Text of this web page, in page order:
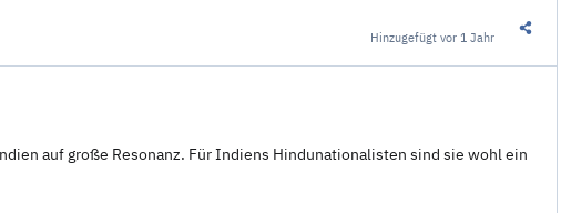
Hinzugefügtvor 1 Jahr
auf große Resonanz. Für Indiens Hindunationalisten sind sie wohl ein